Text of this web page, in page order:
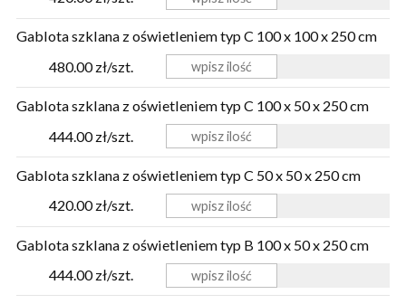
Gablota szklana z oświetleniem typ C 100 x 100 x 250 cm
480.00 zł/szt.
Gablota szklana z oświetleniem typ C 100 x 50 x 250 cm
444.00 zł/szt.
Gablota szklana z oświetleniem typ C 50 x 50 x 250 cm
420.00 zł/szt.
Gablota szklana z oświetleniem typ B 100 x 50 x 250 cm
444.00 zł/szt.